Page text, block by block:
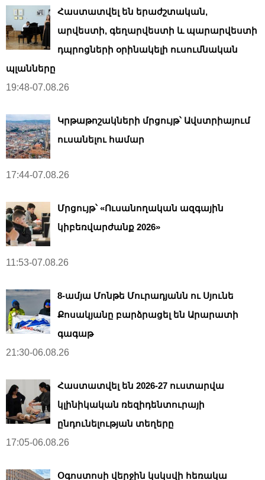
Հաստատվել են երաժշտական,
արվեստի, գեղարվեստի և պարարվեստի
դպրոցների օրինակելի ուսումնական
պլանները
19:48-07.08.26
Կրթաթոշակների մրցույթ՝ Ավստրիայում
ուսանելու համար
17:44-07.08.26
Մրցույթ՝ «Ուսանողական ազգային
կիբեռվարժանք 2026»
11:53-07.08.26
8-ամյա Մոնթե Մուրադյանն ու Սյունե
Քոսակյանը բարձրացել են Արարատի
գագաթ
21:30-06.08.26
Հաստատվել են 2026-27 ուստարվա
կլինիկական ռեզիդենտուրայի
ընդունելության տեղերը
17:05-06.08.26
Օգոստոսի վերջին կսկսվի հեռակա